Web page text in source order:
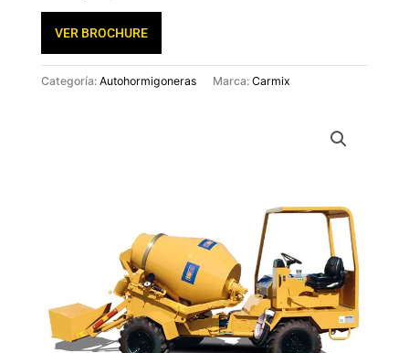
VER BROCHURE
Categoría: Autohormigoneras Marca: Carmix